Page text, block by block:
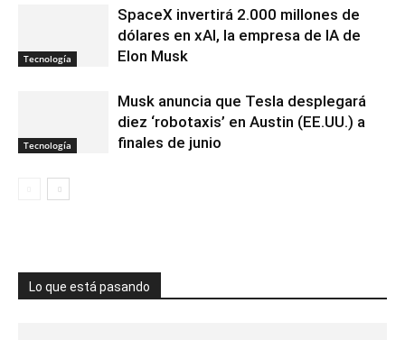
Tecnología
SpaceX invertirá 2.000 millones de
dólares en xAI, la empresa de IA de
Elon Musk
Tecnología
Musk anuncia que Tesla desplegará
diez ‘robotaxis’ en Austin (EE.UU.) a
finales de junio
Lo que está pasando